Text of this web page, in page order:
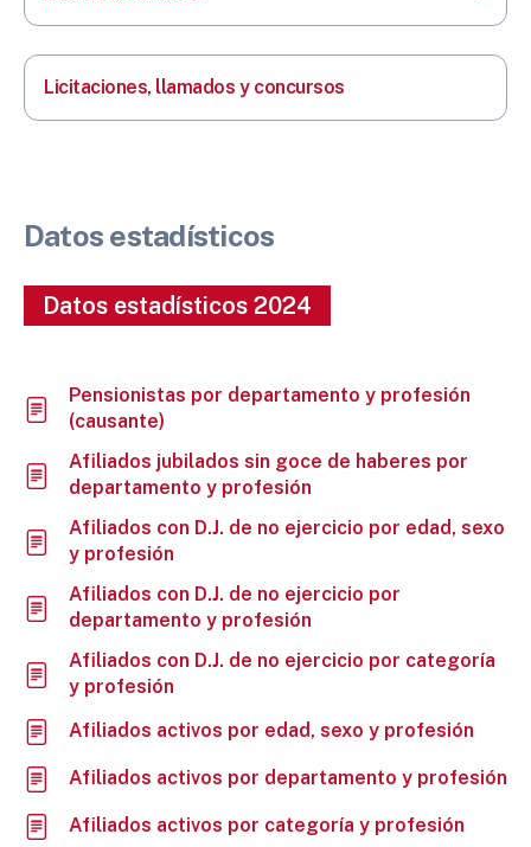
Licitaciones, llamados y concursos
Datos estadísticos
Datos estadísticos 2024
Pensionistas por departamento y profesión
(causante)
Afiliados jubilados sin goce de haberes por
departamento y profesión
Afiliados con D.J. de no ejercicio por edad, sexo
y profesión
Afiliados con D.J. de no ejercicio por
departamento y profesión
Afiliados con D.J. de no ejercicio por categoría
y profesión
Afiliados activos por edad, sexo y profesión
Afiliados activos por departamento y profesión
Afiliados activos por categoría y profesión